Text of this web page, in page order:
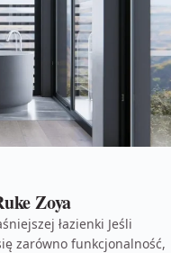
Zoya
łazienki Jeśli
zarówno funkcjonalność,